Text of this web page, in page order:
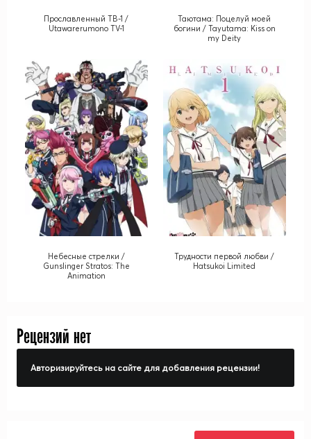
Прославленный ТВ-1 /
Utawarerumono TV-1
Таютама: Поцелуй моей
богини / Tayutama: Kiss on
my Deity
Небесные стрелки /
Gunslinger Stratos: The
Animation
Трудности первой любви /
Hatsukoi Limited
Рецензий нет
Авторизируйтесь на сайте для добавления рецензии!